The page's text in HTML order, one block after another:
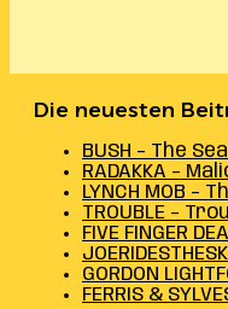
Die neuesten
BUSH – The
RADAKKA –
LYNCH MOB –
TROUBLE –
FIVE FINGER
GORDON
FERRIS &